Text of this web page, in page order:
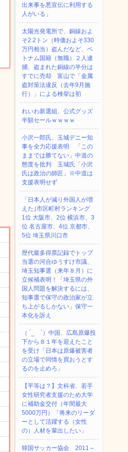
出来事を悪宣伝に利用する
人がいる」
太陽光発電所で、銅線およ
そ2.2トン（時価およそ330
万円相当）盗んだなど、ベ
トナム国籍（無職）２人逮
捕、盗まれた銅線の半分は
すでに売却 富山で「金属
盗対策法違反（去年9月施
行）」による検挙は初
れいわ新選組、公式グッズ
半額セールｗｗｗｗ
小沢一郎氏、玉城デニー知
事を全力応援表明 「この
ままでは勝てない」中道の
態度を批判 玉城氏「小沢
氏は政治の師匠」※中道は
支援表明せず
「日本人が減り外国人が増
えた｣市区町村ランキング
1位 大阪市、2位 横浜市、3
位 名古屋市、4位 京都市、
5位 埼玉県川口市
歴代最多得票記録でトップ
当選の河合ゆうすけ市議、
埼玉知事選（来年８月）に
立候補表明！「埼玉県の外
国人問題を解決するには、
知事選で保守の政治家が立
ち上がるしかない」保守一
本化を訴え
（ ´_ゝ`）中国、広島原爆投
下から８１年を迎えたこと
を受け「日本は原爆被害者
の立場で同情を買おうとす
るのを止めろ」
【平等は？】文科省、若手
女性研究者支援のため大学
に補助金交付（年間最大
5000万円）「将来のリーダ
ーとして活躍する（女性
の）人材を輩出したい」
韓国サッカー協会 2011～